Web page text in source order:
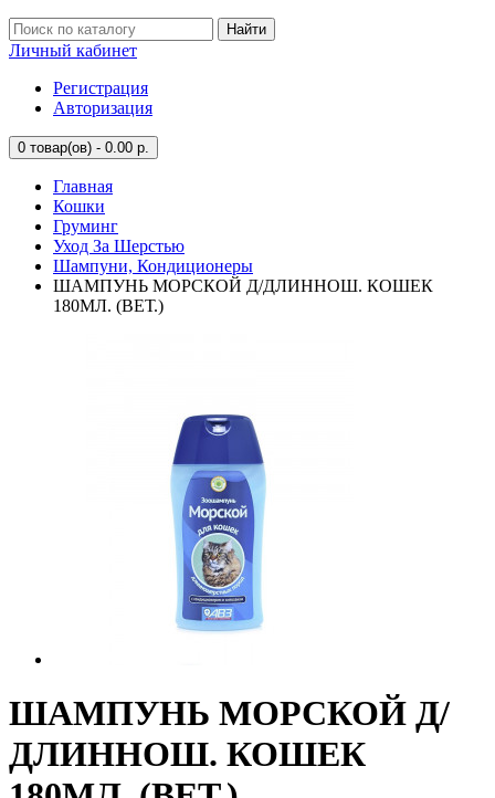
Найти
Личный кабинет
Регистрация
Авторизация
0 товар(ов) - 0.00 р.
Главная
Кошки
Груминг
Уход За Шерстью
Шампуни, Кондиционеры
ШАМПУНЬ МОРСКОЙ Д/ДЛИННОШ. КОШЕК
180МЛ. (ВЕТ.)
ШАМПУНЬ МОРСКОЙ Д/
ДЛИННОШ. КОШЕК